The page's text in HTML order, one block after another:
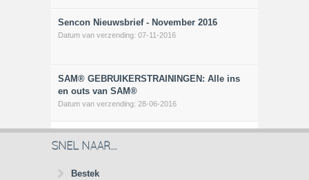
Sencon Nieuwsbrief - November 2016
Datum van verzending: 07-11-2016
SAM® GEBRUIKERSTRAININGEN: Alle ins
en outs van SAM®
Datum van verzending: 28-06-2016
SNEL NAAR...
Bestek